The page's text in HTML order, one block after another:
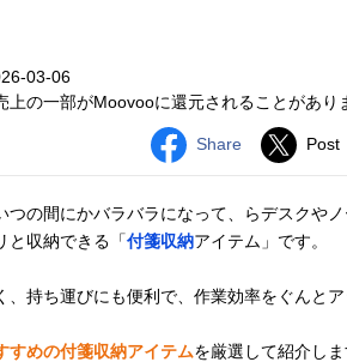
03-06
の一部がMoovooに還元されることがあり
Share Post
つの間にかバラバラになって、らデスクや
と収納できる「付箋収納アイテム」です。
持ち運びにも便利で、作業効率をぐんとア
すめの付箋収納アイテムを厳選して紹介し